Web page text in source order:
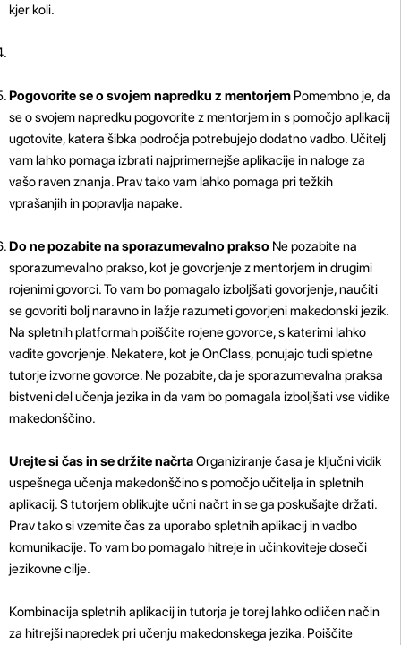
kjer koli.
Pogovorite se o svojem napredku z mentorjem Pomembno je, da
se o svojem napredku pogovorite z mentorjem in s pomočjo aplikacij
ugotovite, katera šibka področja potrebujejo dodatno vadbo. Učitelj
vam lahko pomaga izbrati najprimernejše aplikacije in naloge za
vašo raven znanja. Prav tako vam lahko pomaga pri težkih
vprašanjih in popravlja napake.
Do ne pozabite na sporazumevalno prakso Ne pozabite na
sporazumevalno prakso, kot je govorjenje z mentorjem in drugimi
rojenimi govorci. To vam bo pomagalo izboljšati govorjenje, naučiti
se govoriti bolj naravno in lažje razumeti govorjeni makedonski jezik.
Na spletnih platformah poiščite rojene govorce, s katerimi lahko
vadite govorjenje. Nekatere, kot je OnClass, ponujajo tudi spletne
tutorje izvorne govorce. Ne pozabite, da je sporazumevalna praksa
bistveni del učenja jezika in da vam bo pomagala izboljšati vse vidike
makedonščino.
Urejte si čas in se držite načrtaOrganiziranje časa je ključni vidik
uspešnega učenja makedonščino s pomočjo učitelja in spletnih
aplikacij. S tutorjem oblikujte učni načrt in se ga poskušajte držati.
Prav tako si vzemite čas za uporabo spletnih aplikacij in vadbo
komunikacije. To vam bo pomagalo hitreje in učinkoviteje doseči
jezikovne cilje.
Kombinacija spletnih aplikacij in tutorja je torej lahko odličen način
za hitrejši napredek pri učenju makedonskega jezika. Poiščite